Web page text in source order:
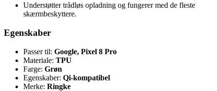
Understøtter trådløs opladning og fungerer med de fleste
skærmbeskyttere.
Egenskaber
Passer til: Google, Pixel 8 Pro
Materiale: TPU
Farge: Grøn
Egenskaber: Qi-kompatibel
Merke: Ringke